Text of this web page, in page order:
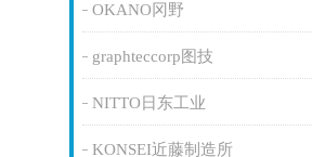
OKANO冈野
graphteccorp图技
NITTO日东工业
KONSEI近藤制造所